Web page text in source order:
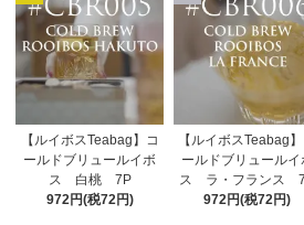
【ルイボスTeabag】コ
ールドブリュールイボ
ス 白桃 7P
972円(税72円)
【ルイボスTeabag】
ールドブリュールイ
ス ラ・フランス
972円(税72円)